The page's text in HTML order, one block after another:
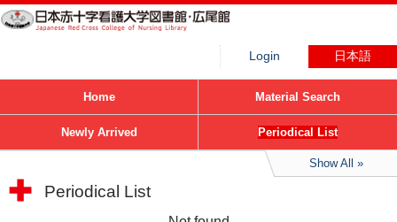
Login 日本語
Home Material Search
Newly Arrived Periodical List
Show All
Periodical List